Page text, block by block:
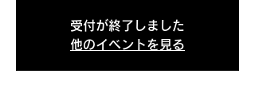
受付が終了しました
他のイベントを見る